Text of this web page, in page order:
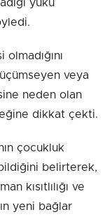
yükü
veya
neden olan
dikkat çekti.
çocukluk
belirterek,
kısıtlılığı ve
yeni bağlar